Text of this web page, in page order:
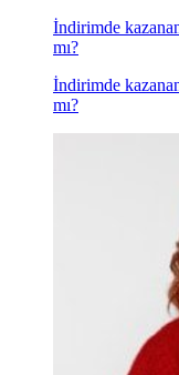
İndirimde
mı?
İndirimde
mı?